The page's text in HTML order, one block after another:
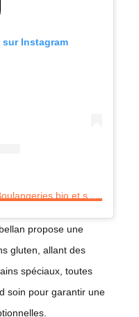
Instagram
Une publication partagée par Boulangeries bio et sans gluten (@boulangeriechambellandparis)
propose une
gluten, allant des
spéciaux, toutes
soin pour garantir une